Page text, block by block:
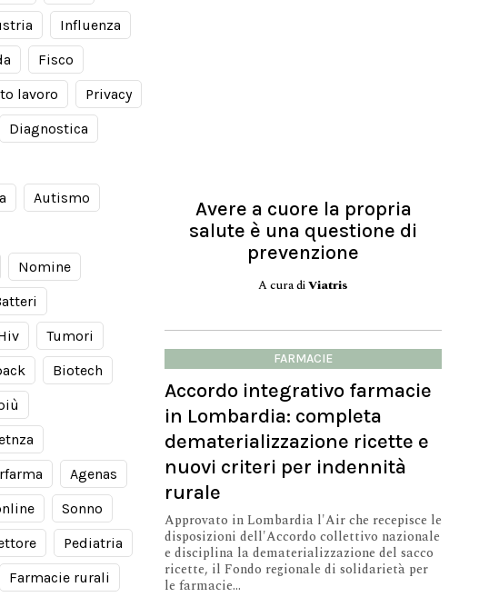
Influenza
Fisco
lavoro
Privacy
Diagnostica
Autismo
Nomine
Tumori
Biotech
Agenas
Sonno
Pediatria
Farmacie rurali
Avere a cuore la propria
salute è una questione di
prevenzione
A cura diViatris
FARMACIE
Accordo integrativo farmacie
in Lombardia: completa
dematerializzazione ricette e
nuovi criteri per indennità
rurale
Approvato in Lombardia l'Air che recepisce le
disposizioni dell'Accordo collettivo nazionale
e disciplina la dematerializzazione del sacco
ricette, il Fondo regionale di solidarietà per
le farmacie...